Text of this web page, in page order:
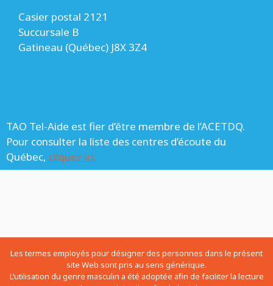
Casier postal 2121
Succursale B
Gatineau (Québec) J8X 3Z4
TAO Tel-Aide est fier d’être membre de l’ACETDQ.
Pour consulter la liste des centres d’écoute du
Québec, cliquez ici.
Les termes employés pour désigner des personnes dans le présent
site Web sont pris au sens générique.
L’utilisation du genre masculin a été adoptée afin de faciliter la lecture